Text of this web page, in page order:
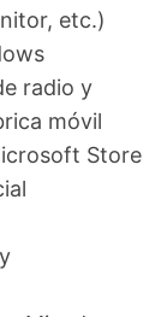
etc.)
radio y
móvil
Store